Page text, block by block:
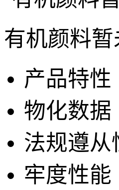
有机颜料
产品特性
物化数据
法规遵从
牢度性能